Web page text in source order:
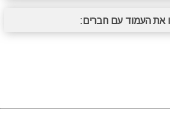
את העמוד עם חברים: